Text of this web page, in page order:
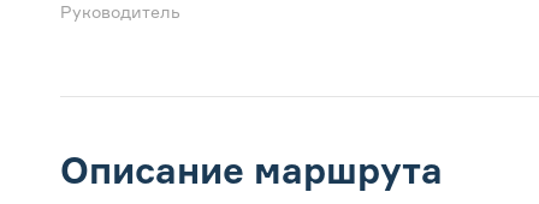
Руководитель
Описание маршрута